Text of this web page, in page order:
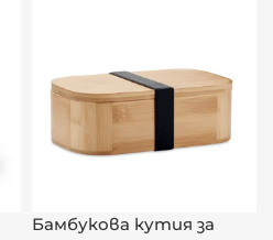
Бамбукова кутия за